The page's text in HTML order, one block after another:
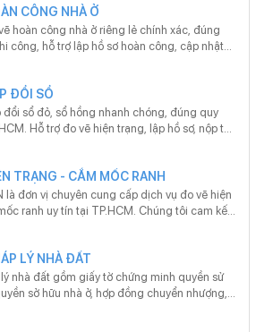
có thể quyết định việc bạn tiết kiệm hàng
và tránh những rắc rối pháp lý kéo dài
SAIGON – với đội ngũ kỹ thuật viên giàu
xác, giá hợp lý, đáp ứng yêu cầu của cả cá
nghiệp.
CÔNG NHÀ Ở
hoàn công nhà ở riêng lẻ chính xác, đúng
công, hỗ trợ lập hồ sơ hoàn công, cập nhật
gặp Mr. Hoan - 0977 960 616
ĐỔI SỔ
đổi sổ đỏ, sổ hồng nhanh chóng, đúng quy
Hỗ trợ đo vẽ hiện trạng, lập hồ sơ, nộp tại
TRẠNG - CẮM MỐC RANH
là đơn vị chuyên cung cấp dịch vụ đo vẽ hiện
ranh uy tín tại TP.HCM. Chúng tôi cam kết
chuyên nghiệp và trang thiết bị hiện đại, BK-
mang đến dịch vụ chất lượng cao, đáp
của khách hàng trong bối cảnh thị trường bất
LÝ NHÀ ĐẤT
lý nhà đất gồm giấy tờ chứng minh quyền sử
sở hữu nhà ở, hợp đồng chuyển nhượng,